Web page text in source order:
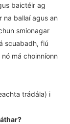
baictéir ag
na ballaí agus an
smionagar
scuabadh, fiú
má choinníonn
trádála) i